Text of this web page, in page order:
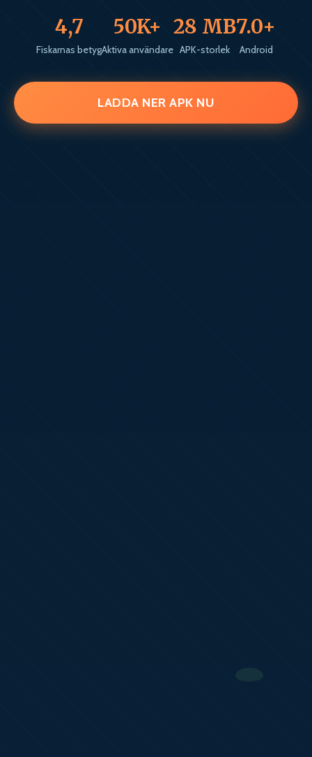
4,7
Fiskarnas betyg
50K+
Aktiva användare
28 MB
APK-storlek
7.0+
Android
LADDA NER APK NU